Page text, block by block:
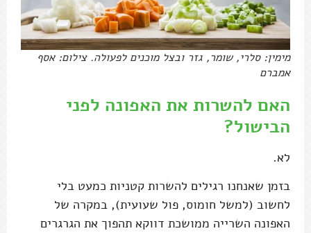
מימין: סלרי, שומר, גזר ובצל מוכנים לפעולה. צילום: אסף
אמברם
האם להשרות את האפונה לפני
הבישול?
לא.
בזמן שאנחנו רגילים להשרות קטניות כמעט בלי
לחשוב (למשל חומוס, פול שעועית), במקרה של
האפונה השרייה ממושכת דווקא תהפוך את הגרגרים